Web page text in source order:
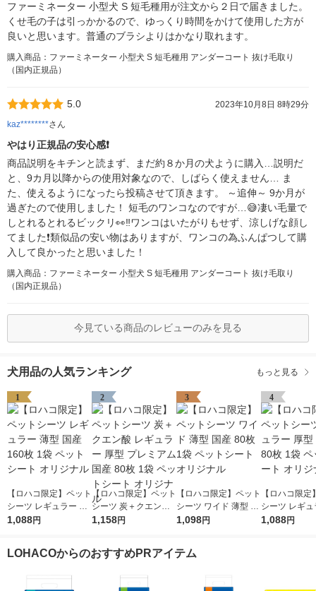
ファーミネーター 小型犬 S 短毛種用が注文から２日で届きました。
くせ毛の子は引っかかるので、ゆっくり時間をかけて使用した方が
良いと思います。普通のブラシよりはかなり取れます。
購入商品：ファーミネーター 小型犬 S 短毛種用 アンダーコート 抜け毛取り
（国内正規品）
5.0
2023年10月8日 8時29分
kaz********さん
やはり正規品の安心感❗
商品説明をキチンと読まず、まだ約８か月の犬ように購入…説明だ
と、9カ月以降からの使用対象なので、しばらく使えません… ま
た、使えるようになったら投稿させて頂きます。 ～追伸～ 9か月が
過ぎたので使用しました！ 短毛のワンコなのですが…😅凄い毛量で
しとれるとれるビックリ👀‼️ワンコはいたがりもせず、涼しげな顔し
てました❗類似品の安い物はありますが、ワンコの為ふんぱつして購
入して良かったと思いました！
購入商品：ファーミネーター 小型犬 S 短毛種用 アンダーコート 抜け毛取り
（国内正規品）
今見ている商品のレビューのみを見る
犬用品の人気ランキング もっと見る
1
【ロハコ限定】ペット
シーツ レギュラー 薄
型 国産 160枚 1袋 ペ
1,088円
2
【ロハコ限定】ペット
シーツ 炭＋クエン酸
レギュラー 厚型 プレ
ナル
1,158円
3
【ロハコ限定】ペット
シーツ ワイド 薄型 国
産 80枚 1袋 ペットシ
1,098円
4
【ロハコ限定
シーツ レギ
型 国産 80枚
1,088円
LOHACOからのおすすめPRアイテム